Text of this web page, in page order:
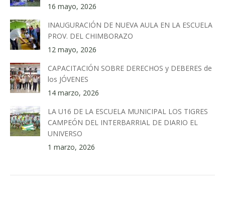
16 mayo, 2026
INAUGURACIÓN DE NUEVA AULA EN LA ESCUELA
PROV. DEL CHIMBORAZO
12 mayo, 2026
CAPACITACIÓN SOBRE DERECHOS y DEBERES de
los JÓVENES
14 marzo, 2026
LA U16 DE LA ESCUELA MUNICIPAL LOS TIGRES
CAMPEÓN DEL INTERBARRIAL DE DIARIO EL
UNIVERSO
1 marzo, 2026